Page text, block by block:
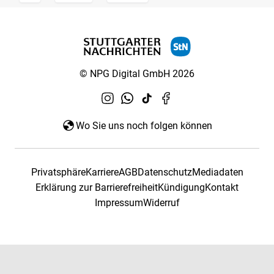
© NPG Digital GmbH 2026
Wo Sie uns noch folgen können
PrivatsphäreKarriereAGBDatenschutzMediadaten
Erklärung zur BarrierefreiheitKündigungKontakt
ImpressumWiderruf